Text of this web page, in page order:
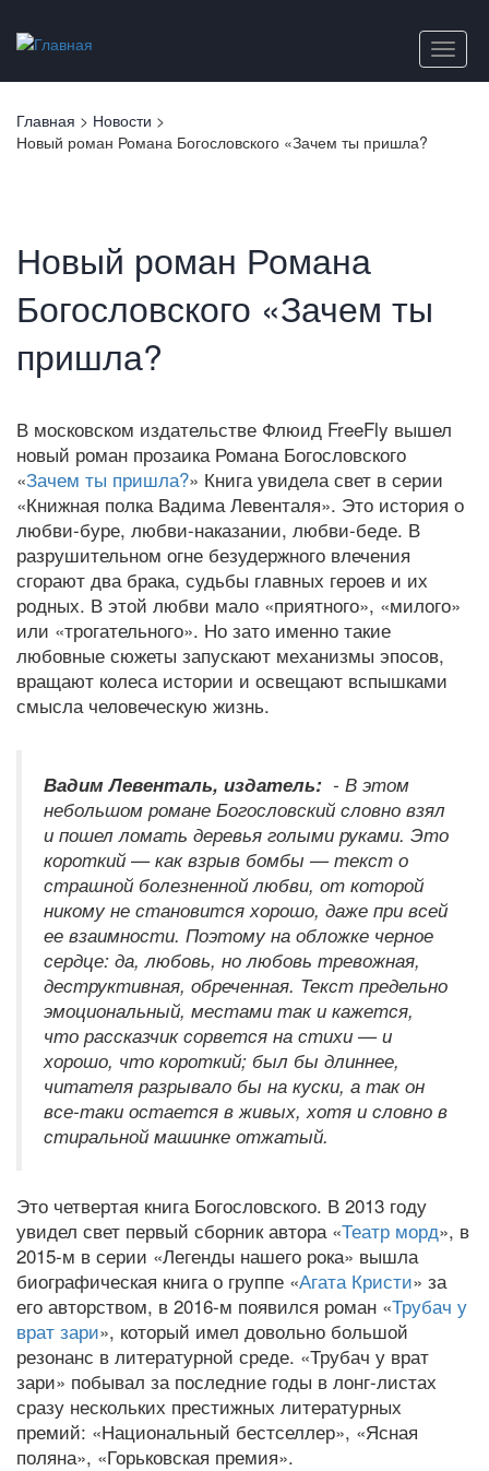
основному
содержанию
Toggle
Вы
здесь
Главная > Новости >
Новый роман Романа Богословского «Зачем ты пришла?
Новый роман Романа
Богословского «Зачем ты
пришла?
В московском издательстве Флюид FreeFly вышел
новый роман прозаика Романа Богословского
«Зачем ты пришла?» Книга увидела свет в серии
«Книжная полка Вадима Левенталя». Это история о
любви-буре, любви-наказании, любви-беде. В
разрушительном огне безудержного влечения
сгорают два брака, судьбы главных героев и их
родных. В этой любви мало «приятного», «милого»
или «трогательного». Но зато именно такие
любовные сюжеты запускают механизмы эпосов,
вращают колеса истории и освещают вспышками
смысла человеческую жизнь.
Вадим Левенталь, издатель: - В этом
небольшом романе Богословский словно взял
и пошел ломать деревья голыми руками. Это
короткий — как взрыв бомбы — текст о
страшной болезненной любви, от которой
никому не становится хорошо, даже при всей
ее взаимности. Поэтому на обложке черное
сердце: да, любовь, но любовь тревожная,
деструктивная, обреченная. Текст предельно
эмоциональный, местами так и кажется,
что рассказчик сорвется на стихи — и
хорошо, что короткий; был бы длиннее,
читателя разрывало бы на куски, а так он
все-таки остается в живых, хотя и словно в
стиральной машинке отжатый.
Это четвертая книга Богословского. В 2013 году
увидел свет первый сборник автора «Театр морд», в
2015-м в серии «Легенды нашего рока» вышла
биографическая книга о группе «Агата Кристи» за
его авторством, в 2016-м появился роман «Трубач у
врат зари», который имел довольно большой
резонанс в литературной среде. «Трубач у врат
зари» побывал за последние годы в лонг-листах
сразу нескольких престижных литературных
премий: «Национальный бестселлер», «Ясная
поляна», «Горьковская премия».